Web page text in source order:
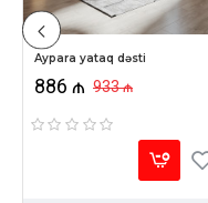
Aypara yataq dəsti
886 ₼ 933 ₼